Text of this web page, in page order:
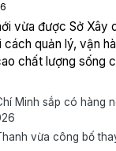
vừa được Sở Xây
quản lý, vận
chất lượng sống
Minh sắp có hàng
vừa công bố